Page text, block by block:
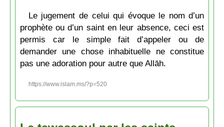
Le jugement de celui qui évoque le nom d’un
prophète ou d’un saint en leur absence, ceci est
permis car le simple fait d’appeler ou de
demander une chose inhabituelle ne constitue
pas une adoration pour autre que Allāh.
https://www.islam.ms/?p=520